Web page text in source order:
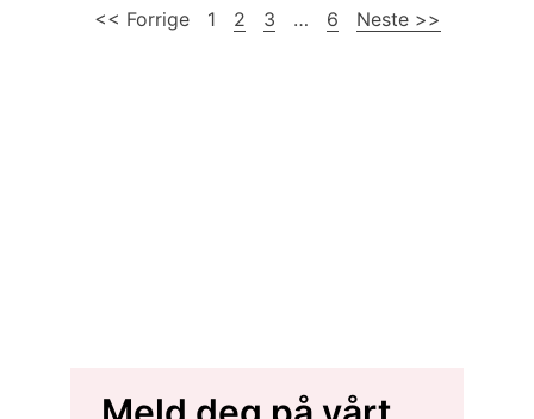
<< Forrige 1 2 3 … 6 Neste >>